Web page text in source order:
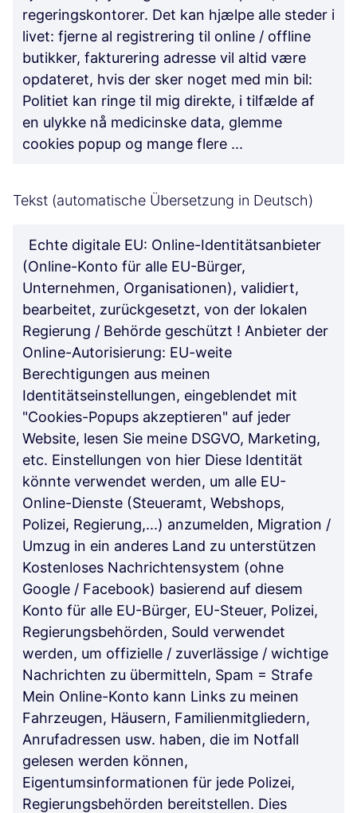
regeringskontorer. Det kan hjælpe alle steder i
livet: fjerne al registrering til online / offline
butikker, fakturering adresse vil altid være
opdateret, hvis der sker noget med min bil:
Politiet kan ringe til mig direkte, i tilfælde af
en ulykke nå medicinske data, glemme
cookies popup og mange flere ...
Tekst (automatische Übersetzung in Deutsch)
Echte digitale EU: Online-Identitätsanbieter
(Online-Konto für alle EU-Bürger,
Unternehmen, Organisationen), validiert,
bearbeitet, zurückgesetzt, von der lokalen
Regierung / Behörde geschützt ! Anbieter der
Online-Autorisierung: EU-weite
Berechtigungen aus meinen
Identitätseinstellungen, eingeblendet mit
"Cookies-Popups akzeptieren" auf jeder
Website, lesen Sie meine DSGVO, Marketing,
etc. Einstellungen von hier Diese Identität
könnte verwendet werden, um alle EU-
Online-Dienste (Steueramt, Webshops,
Polizei, Regierung,...) anzumelden, Migration /
Umzug in ein anderes Land zu unterstützen
Kostenloses Nachrichtensystem (ohne
Google / Facebook) basierend auf diesem
Konto für alle EU-Bürger, EU-Steuer, Polizei,
Regierungsbehörden, Sould verwendet
werden, um offizielle / zuverlässige / wichtige
Nachrichten zu übermitteln, Spam = Strafe
Mein Online-Konto kann Links zu meinen
Fahrzeugen, Häusern, Familienmitgliedern,
Anrufadressen usw. haben, die im Notfall
gelesen werden können,
Eigentumsinformationen für jede Polizei,
Regierungsbehörden bereitstellen. Dies